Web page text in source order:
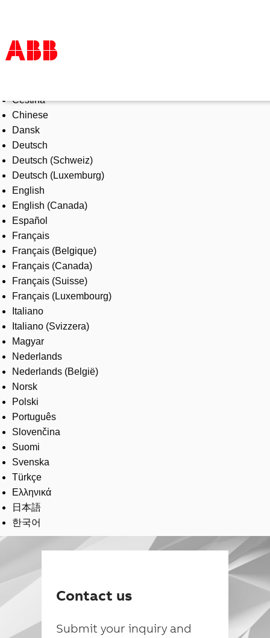
Products & Solutions
Industries
Services
About us
Where to buy
Contact us
Careers
Čeština
Chinese
Dansk
Deutsch
Deutsch (Schweiz)
Deutsch (Luxemburg)
English
English (Canada)
Español
Français
Français (Belgique)
Français (Canada)
Français (Suisse)
Français (Luxembourg)
Italiano
Italiano (Svizzera)
Magyar
Nederlands
Nederlands (België)
Norsk
Polski
Português
Slovenčina
Suomi
Svenska
Türkçe
Ελληνικά
日本語
한국어
Contact us
Submit your inquiry and